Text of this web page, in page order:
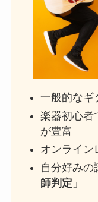
一般的なギ
楽器初心者
が豊富
オンライン
自分好みの
師判定 」